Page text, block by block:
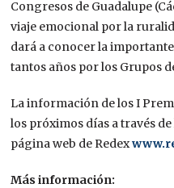
Congresos de Guadalupe
viaje emocional por la
dará a conocer la
tantos años por los Grupos
La información de los I
los próximos días a través
página web de Redex
Más información: